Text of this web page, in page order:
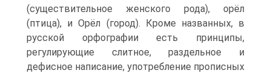
(существительное женского рода), орёл
(птица), и Орёл (город). Кроме названных, в
русской орфографии есть принципы,
регулирующие слитное, раздельное и
дефисное написание, употребление прописных